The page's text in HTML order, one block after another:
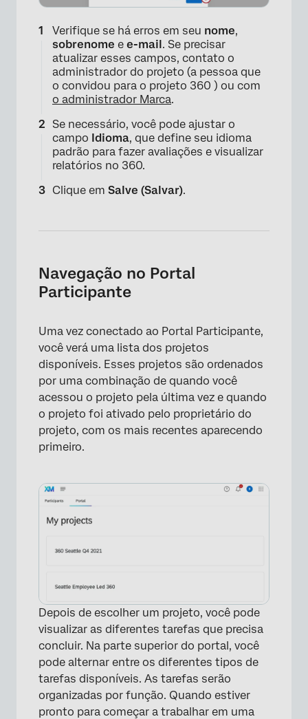
Verifique se há erros em seu nome,
sobrenome e e-mail. Se precisar
atualizar esses campos, contato o
administrador do projeto (a pessoa que
o convidou para o projeto 360 ) ou com
o administrador Marca.
Se necessário, você pode ajustar o
campo Idioma, que define seu idioma
padrão para fazer avaliações e visualizar
relatórios no 360.
Clique em Salve (Salvar).
Navegação no Portal
Participante
Uma vez conectado ao Portal Participante,
você verá uma lista dos projetos
disponíveis. Esses projetos são ordenados
por uma combinação de quando você
acessou o projeto pela última vez e quando
o projeto foi ativado pelo proprietário do
projeto, com os mais recentes aparecendo
primeiro.
Depois de escolher um projeto, você pode
visualizar as diferentes tarefas que precisa
concluir. Na parte superior do portal, você
pode alternar entre os diferentes tipos de
tarefas disponíveis. As tarefas serão
organizadas por função. Quando estiver
pronto para começar a trabalhar em uma